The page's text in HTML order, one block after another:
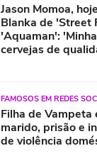
Jason Momoa,
Blanka de 'Street
'Aquaman':
cervejas de
FAMOSOS EM REDES
Filha de
marido, prisão e
de violência